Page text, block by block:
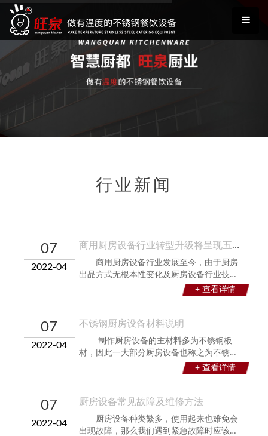
行业新闻
07
2022-04
商用厨房设备行业转型升级将呈现五大趋势
+ 查看详情
商用厨房设备行业发展至今，由于厨房
出品方式无根本性变化及厨房设备行业技术
含量相对较低、研发不足、技术停滞导致行
业整体水平在中国制造业迅猛发展的前30年
行业算得上是低端，中国2015年已提出“中国
07
2022-04
不锈钢厨房设备材料说明
+ 查看详情
制作厨房设备的主材料多为不锈钢板
材，因此一大部分厨房设备也称之为不锈钢
厨房设备，使用比较普遍的是SUS304和201
不锈钢板，具体看设备性能要求及客户要
所采用的板材可以有所不同，正品厂家普遍
07
2022-04
厨房设备常见故障及维修方法
厨房设备种类繁多，使用起来也难免会
出现故障，那么我们遇到紧急故障时应该怎